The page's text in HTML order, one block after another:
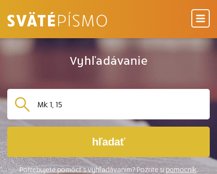
Vyhľadávanie
hľadať
Potrebujete pomôcť s vyhľadávaním? Pozrite sipomocník.